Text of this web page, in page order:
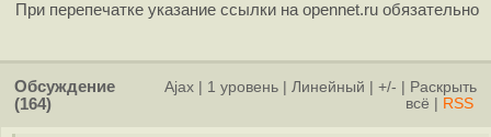
При перепечатке указание ссылки на opennet.ru обязательно
Обсуждение
(164)
Ajax 1 уровень Линейный +/-
Раскрыть
всё
RSS